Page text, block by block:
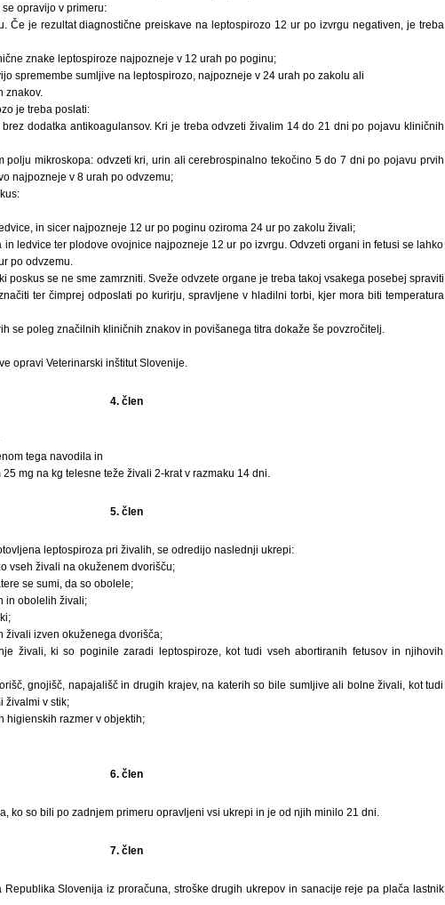
opravijo v primeru:
Če je rezultat diagnostične preiskave na leptospirozo 12 ur po izvrgu negativen, je treba
znake leptospiroze najpozneje v 12 urah po poginu;
spremembe sumljive na leptospirozo, najpozneje v 24 urah po zakolu ali
znakov.
je treba poslati:
dodatka antikoagulansov. Kri je treba odvzeti živalim 14 do 21 dni po pojavu kliničnih
polju mikroskopa: odvzeti kri, urin ali cerebrospinalno tekočino 5 do 7 dni po pojavu prvih
najpozneje v 8 urah po odvzemu;
in sicer najpozneje 12 ur po poginu oziroma 24 ur po zakolu živali;
ledvice ter plodove ovojnice najpozneje 12 ur po izvrgu. Odvzeti organi in fetusi se lahko
po odvzemu.
poskus se ne sme zamrzniti. Sveže odvzete organe je treba takoj vsakega posebej spraviti
ter čimprej odposlati po kurirju, spravljene v hladilni torbi, kjer mora biti temperatura
se poleg značilnih kliničnih znakov in povišanega titra dokaže še povzročitelj.
opravi Veterinarski inštitut Slovenije.
4. člen
tega navodila in
mg na kg telesne teže živali 2-krat v razmaku 14 dni.
5. člen
leptospiroza pri živalih, se odredijo naslednji ukrepi:
vseh živali na okuženem dvorišču;
se sumi, da so obolele;
in obolelih živali;
izven okuženega dvorišča;
živali, ki so poginile zaradi leptospiroze, kot tudi vseh abortiranih fetusov in njihovih
gnojišč, napajališč in drugih krajev, na katerih so bile sumljive ali bolne živali, kot tudi
živalmi v stik;
higienskih razmer v objektih;
6. člen
ko so bili po zadnjem primeru opravljeni vsi ukrepi in je od njih minilo 21 dni.
7. člen
Slovenija iz proračuna, stroške drugih ukrepov in sanacije reje pa plača lastnik